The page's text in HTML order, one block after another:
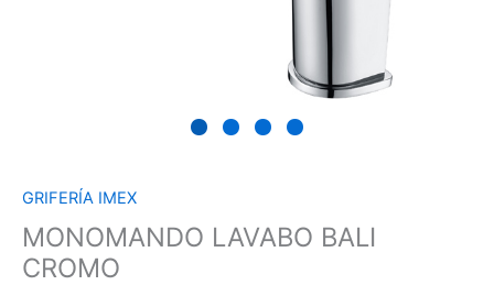
GRIFERÍA IMEX
MONOMANDO LAVABO BALI
CROMO